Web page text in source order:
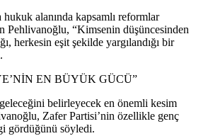
alanında kapsamlı reformlar
Pehlivanoğlu, “Kimsenin düşüncesinden
herkesin eşit şekilde yargılandığı bir
EN BÜYÜK GÜCÜ”
belirleyecek en önemli kesim
Zafer Partisi’nin özellikle genç
gördüğünü söyledi.